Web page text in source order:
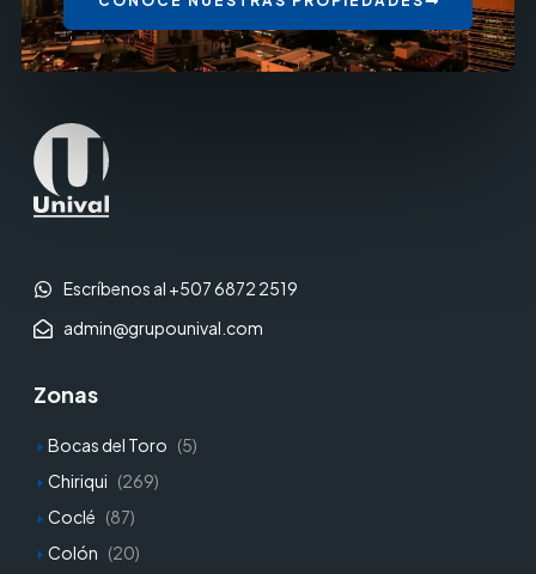
Escríbenos al +507 6872 2519
admin@grupounival.com
Zonas
Bocas del Toro (5)
Chiriqui (269)
Coclé (87)
Colón (20)